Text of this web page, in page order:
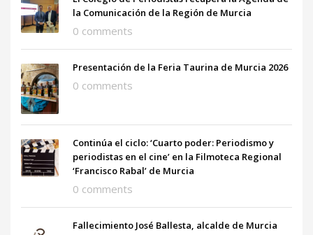
la Comunicación de la Región de Murcia
0 comments
Presentación de la Feria Taurina de Murcia 2026
0 comments
Continúa el ciclo: ‘Cuarto poder: Periodismo y
periodistas en el cine’ en la Filmoteca Regional
‘Francisco Rabal’ de Murcia
0 comments
Fallecimiento José Ballesta, alcalde de Murcia